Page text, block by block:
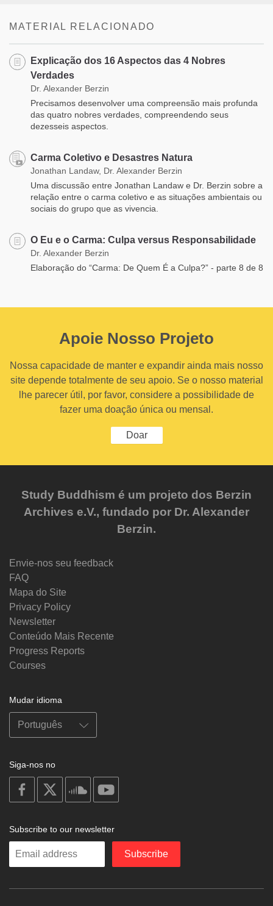
MATERIAL RELACIONADO
Explicação dos 16 Aspectos das 4 Nobres
Verdades
Dr. Alexander Berzin
Precisamos desenvolver uma compreensão mais profunda
das quatro nobres verdades, compreendendo seus
dezesseis aspectos.
Carma Coletivo e Desastres Natura
Jonathan Landaw, Dr. Alexander Berzin
Uma discussão entre Jonathan Landaw e Dr. Berzin sobre a
relação entre o carma coletivo e as situações ambientais ou
sociais do grupo que as vivencia.
O Eu e o Carma: Culpa versus Responsabilidade
Dr. Alexander Berzin
Elaboração do “Carma: De Quem É a Culpa?” - parte 8 de 8
Apoie Nosso Projeto
Nossa capacidade de manter e expandir ainda mais nosso
site depende totalmente de seu apoio. Se o nosso material
lhe parecer útil, por favor, considere a possibilidade de
fazer uma doação única ou mensal.
Doar
Study Buddhism é um projeto dos Berzin
Archives e.V., fundado por Dr. Alexander
Berzin.
Envie-nos seu feedback
FAQ
Mapa do Site
Privacy Policy
Newsletter
Conteúdo Mais Recente
Progress Reports
Courses
Mudar idioma
Siga-nos no
on
facebook
soundcloud
Subscribe to our newsletter
Enter
Subscribe